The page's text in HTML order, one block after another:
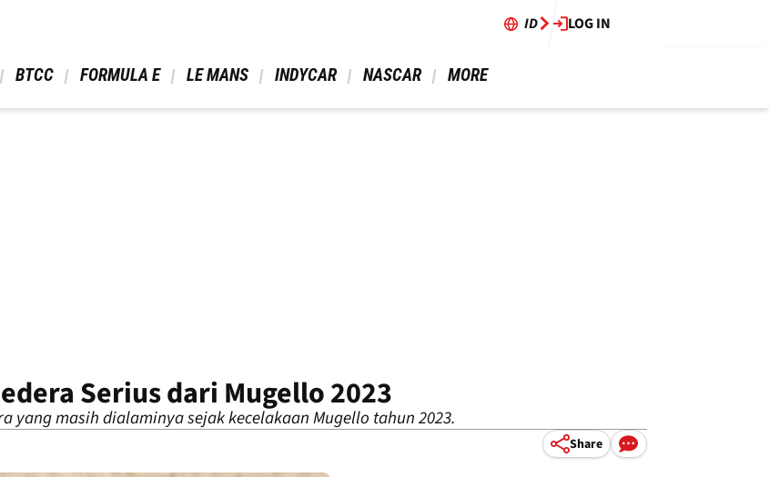
ID LOG IN
BTCC FORMULA E LE MANS INDYCAR NASCAR MORE
Serius dari Mugello 2023
yang masih dialaminya sejak kecelakaan Mugello tahun 2023.
Share